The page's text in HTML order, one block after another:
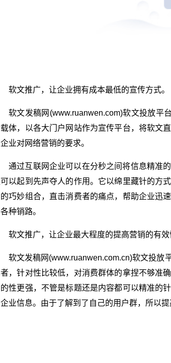
软文推广，让企业拥有成本最低的宣传方式。
软文发稿网(www.ruanwen.com)软文投放平台
体，以各大门户网站作为宣传平台，将软文
业对网络营销的要求。
通过互联网企业可以在分秒之间将信息精准的
以起到先声夺人的作用。它以绵里藏针的方
巧妙组合，直击消费者的痛点，帮助企业迅
种销路。
软文推广，让企业最大程度的提高营销的有效
软文发稿网(www.ruanwen.com.cn)软文投放
者，针对性比较低，对消费群体的拿捏不够准
性更强，不管是标题还是内容都可以精准的
业信息。由于了解到了自己的用户群，所以提